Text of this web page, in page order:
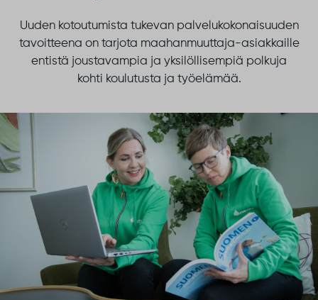
Uuden kotoutumista tukevan palvelukokonaisuuden
tavoitteena on tarjota maahanmuuttaja-asiakkaille
entistä joustavampia ja yksilöllisempiä polkuja
kohti koulutusta ja työelämää.